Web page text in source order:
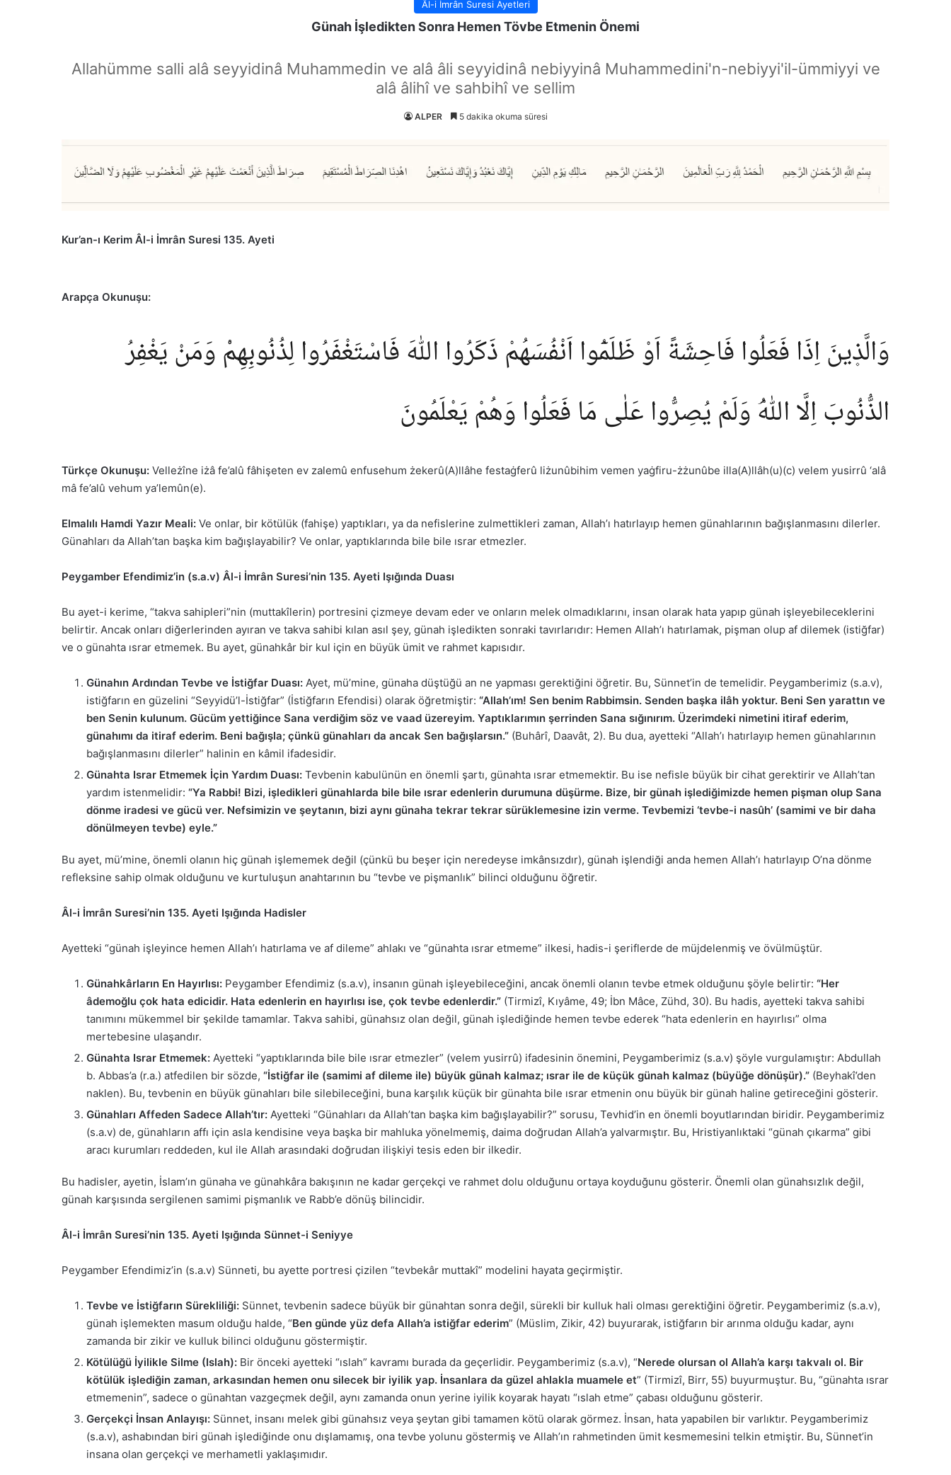
Âl-i İmrân Suresi Ayetleri
Günah İşledikten Sonra Hemen Tövbe Etmenin Önemi
Allahümme salli alâ seyyidinâ Muhammedin ve alâ âli seyyidinâ nebiyyinâ Muhammedini'n-nebiyyi'il-ümmiyyi ve
alâ âlihî ve sahbihî ve sellim
ALPER 5 dakika okuma süresi
Kur’an-ı Kerim Âl-i İmrân Suresi 135. Ayeti
Arapça Okunuşu:
وَالَّذ۪ينَ اِذَا فَعَلُوا فَاحِشَةً اَوْ ظَلَمُٓوا اَنْفُسَهُمْ ذَكَرُوا اللّٰهَ فَاسْتَغْفَرُوا لِذُنُوبِهِمْ۠ وَمَنْ يَغْفِرُ
الذُّنُوبَ اِلَّا اللّٰهُۘ وَلَمْ يُصِرُّوا عَلٰى مَا فَعَلُوا وَهُمْ يَعْلَمُونَ
Türkçe Okunuşu: Velleżîne iżâ fe’alû fâhişeten ev zalemû enfusehum żekerû(A)llâhe festaġferû liżunûbihim vemen yaġfiru-żżunûbe illa(A)llâh(u)(c) velem yusirrû ‘alâ
mâ fe’alû vehum ya’lemûn(e).
Elmalılı Hamdi Yazır Meali: Ve onlar, bir kötülük (fahişe) yaptıkları, ya da nefislerine zulmettikleri zaman, Allah’ı hatırlayıp hemen günahlarının bağışlanmasını dilerler.
Günahları da Allah’tan başka kim bağışlayabilir? Ve onlar, yaptıklarında bile bile ısrar etmezler.
Peygamber Efendimiz’in (s.a.v) Âl-i İmrân Suresi’nin 135. Ayeti Işığında Duası
Bu ayet-i kerime, “takva sahipleri”nin (muttakîlerin) portresini çizmeye devam eder ve onların melek olmadıklarını, insan olarak hata yapıp günah işleyebileceklerini
belirtir. Ancak onları diğerlerinden ayıran ve takva sahibi kılan asıl şey, günah işledikten sonraki tavırlarıdır: Hemen Allah’ı hatırlamak, pişman olup af dilemek (istiğfar)
ve o günahta ısrar etmemek. Bu ayet, günahkâr bir kul için en büyük ümit ve rahmet kapısıdır.
Günahın Ardından Tevbe ve İstiğfar Duası: Ayet, mü’mine, günaha düştüğü an ne yapması gerektiğini öğretir. Bu, Sünnet’in de temelidir. Peygamberimiz (s.a.v),
istiğfarın en güzelini “Seyyidü’l-İstiğfar” (İstiğfarın Efendisi) olarak öğretmiştir: “Allah’ım! Sen benim Rabbimsin. Senden başka ilâh yoktur. Beni Sen yarattın ve
ben Senin kulunum. Gücüm yettiğince Sana verdiğim söz ve vaad üzereyim. Yaptıklarımın şerrinden Sana sığınırım. Üzerimdeki nimetini itiraf ederim,
günahımı da itiraf ederim. Beni bağışla; çünkü günahları da ancak Sen bağışlarsın.” (Buhârî, Daavât, 2). Bu dua, ayetteki “Allah’ı hatırlayıp hemen günahlarının
bağışlanmasını dilerler” halinin en kâmil ifadesidir.
Günahta Israr Etmemek İçin Yardım Duası: Tevbenin kabulünün en önemli şartı, günahta ısrar etmemektir. Bu ise nefisle büyük bir cihat gerektirir ve Allah’tan
yardım istenmelidir: “Ya Rabbi! Bizi, işledikleri günahlarda bile bile ısrar edenlerin durumuna düşürme. Bize, bir günah işlediğimizde hemen pişman olup Sana
dönme iradesi ve gücü ver. Nefsimizin ve şeytanın, bizi aynı günaha tekrar tekrar sürüklemesine izin verme. Tevbemizi ‘tevbe-i nasûh’ (samimi ve bir daha
dönülmeyen tevbe) eyle.”
Bu ayet, mü’mine, önemli olanın hiç günah işlememek değil (çünkü bu beşer için neredeyse imkânsızdır), günah işlendiği anda hemen Allah’ı hatırlayıp O’na dönme
refleksine sahip olmak olduğunu ve kurtuluşun anahtarının bu “tevbe ve pişmanlık” bilinci olduğunu öğretir.
Âl-i İmrân Suresi’nin 135. Ayeti Işığında Hadisler
Ayetteki “günah işleyince hemen Allah’ı hatırlama ve af dileme” ahlakı ve “günahta ısrar etmeme” ilkesi, hadis-i şeriflerde de müjdelenmiş ve övülmüştür.
Günahkârların En Hayırlısı: Peygamber Efendimiz (s.a.v), insanın günah işleyebileceğini, ancak önemli olanın tevbe etmek olduğunu şöyle belirtir: “Her
âdemoğlu çok hata edicidir. Hata edenlerin en hayırlısı ise, çok tevbe edenlerdir.” (Tirmizî, Kıyâme, 49; İbn Mâce, Zühd, 30). Bu hadis, ayetteki takva sahibi
tanımını mükemmel bir şekilde tamamlar. Takva sahibi, günahsız olan değil, günah işlediğinde hemen tevbe ederek “hata edenlerin en hayırlısı” olma
mertebesine ulaşandır.
Günahta Israr Etmemek: Ayetteki “yaptıklarında bile bile ısrar etmezler” (velem yusirrû) ifadesinin önemini, Peygamberimiz (s.a.v) şöyle vurgulamıştır: Abdullah
b. Abbas’a (r.a.) atfedilen bir sözde, “İstiğfar ile (samimi af dileme ile) büyük günah kalmaz; ısrar ile de küçük günah kalmaz (büyüğe dönüşür).” (Beyhakî’den
naklen). Bu, tevbenin en büyük günahları bile silebileceğini, buna karşılık küçük bir günahta bile ısrar etmenin onu büyük bir günah haline getireceğini gösterir.
Günahları Affeden Sadece Allah’tır: Ayetteki “Günahları da Allah’tan başka kim bağışlayabilir?” sorusu, Tevhid’in en önemli boyutlarından biridir. Peygamberimiz
(s.a.v) de, günahların affı için asla kendisine veya başka bir mahluka yönelmemiş, daima doğrudan Allah’a yalvarmıştır. Bu, Hristiyanlıktaki “günah çıkarma” gibi
aracı kurumları reddeden, kul ile Allah arasındaki doğrudan ilişkiyi tesis eden bir ilkedir.
Bu hadisler, ayetin, İslam’ın günaha ve günahkâra bakışının ne kadar gerçekçi ve rahmet dolu olduğunu ortaya koyduğunu gösterir. Önemli olan günahsızlık değil,
günah karşısında sergilenen samimi pişmanlık ve Rabb’e dönüş bilincidir.
Âl-i İmrân Suresi’nin 135. Ayeti Işığında Sünnet-i Seniyye
Peygamber Efendimiz’in (s.a.v) Sünneti, bu ayette portresi çizilen “tevbekâr muttakî” modelini hayata geçirmiştir.
Tevbe ve İstiğfarın Sürekliliği: Sünnet, tevbenin sadece büyük bir günahtan sonra değil, sürekli bir kulluk hali olması gerektiğini öğretir. Peygamberimiz (s.a.v),
günah işlemekten masum olduğu halde, “Ben günde yüz defa Allah’a istiğfar ederim” (Müslim, Zikir, 42) buyurarak, istiğfarın bir arınma olduğu kadar, aynı
zamanda bir zikir ve kulluk bilinci olduğunu göstermiştir.
Kötülüğü İyilikle Silme (Islah): Bir önceki ayetteki “ıslah” kavramı burada da geçerlidir. Peygamberimiz (s.a.v), “Nerede olursan ol Allah’a karşı takvalı ol. Bir
kötülük işlediğin zaman, arkasından hemen onu silecek bir iyilik yap. İnsanlara da güzel ahlakla muamele et” (Tirmizî, Birr, 55) buyurmuştur. Bu, “günahta ısrar
etmemenin”, sadece o günahtan vazgeçmek değil, aynı zamanda onun yerine iyilik koyarak hayatı “ıslah etme” çabası olduğunu gösterir.
Gerçekçi İnsan Anlayışı: Sünnet, insanı melek gibi günahsız veya şeytan gibi tamamen kötü olarak görmez. İnsan, hata yapabilen bir varlıktır. Peygamberimiz
(s.a.v), ashabından biri günah işlediğinde onu dışlamamış, ona tevbe yolunu göstermiş ve Allah’ın rahmetinden ümit kesmemesini telkin etmiştir. Bu, Sünnet’in
insana olan gerçekçi ve merhametli yaklaşımıdır.